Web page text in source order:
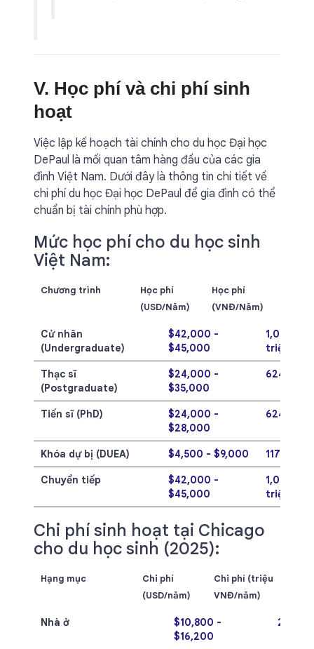
V. Học phí và chi phí sinh
hoạt
Việc lập kế hoạch tài chính cho du học Đại học
DePaul là mối quan tâm hàng đầu của các gia
đình Việt Nam. Dưới đây là thông tin chi tiết về
chi phí du học Đại học DePaul để gia đình có thể
chuẩn bị tài chính phù hợp.
Mức học phí cho du học sinh
Việt Nam:
Chương trình
Học phí
(USD/Năm)
Học phí
(VNĐ/Năm)
Cử nhân
(Undergraduate)
$42,000 -
$45,000
1,092 -
triệu
Thạc sĩ
(Postgraduate)
$24,000 -
$35,000
624 -
Tiến sĩ (PhD)
$24,000 -
$28,000
624 -
Khóa dự bị (DUEA) $4,500 - $9,000 117 -
Chuyển tiếp
$42,000 -
$45,000
1,092 -
triệu
Chi phí sinh hoạt tại Chicago
cho du học sinh (2025):
Hạng mục
Chi phí
(USD/năm)
Chi phí (triệu
VNĐ/năm)
Nhà ở
$10,800 -
$16,200
280,8